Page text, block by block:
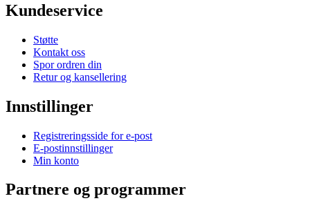
Kundeservice
Støtte
Kontakt oss
Spor ordren din
Retur og kansellering
Innstillinger
Registreringsside for e-post
E-postinnstillinger
Min konto
Partnere og programmer